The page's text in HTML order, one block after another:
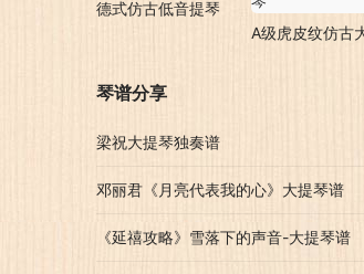
德式仿古低音提琴
A级虎皮纹仿古
琴谱分享
梁祝大提琴独奏谱
邓丽君《月亮代表我的心》大提琴谱
《延禧攻略》雪落下的声音-大提琴谱